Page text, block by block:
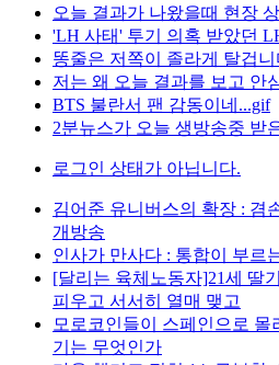
오늘 결과가 나왔을때 현장
'LH 사태' 투기 의혹 받았던
똥줄은 저쪽이 졸라게 탈겁니
저는 왜 오늘 결과를 보고 안
BTS 불란서 팬 감동이네...gif
2분뉴스가 오늘 생방송중 받
로그인 상태가 아닙니다.
김어준 유니버스의 확장 : 겸
개방송
인사가 만사다 : 통합이 부르
[달리는 육체노동자]21세 딸
피우고 서서히 열매 맺고
모로코인들이 스페인으로 몰
기는 무엇인가